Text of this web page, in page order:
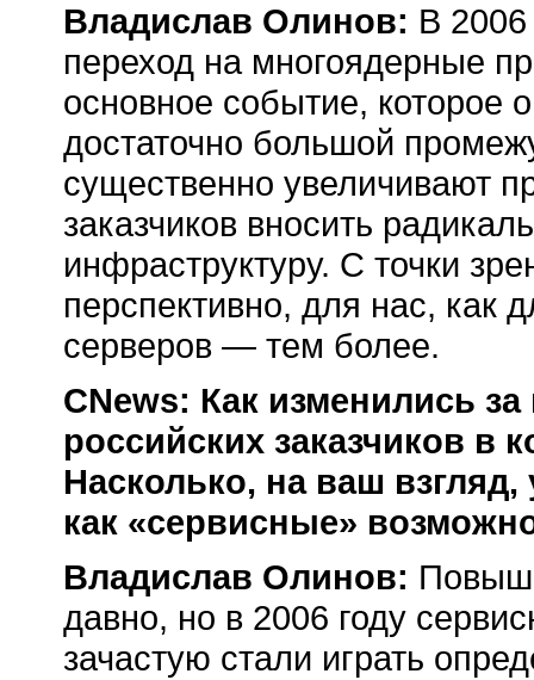
Владислав Олинов: В 2006
переход на многоядерные
основное событие, которое
достаточно большой
существенно увеличивают
заказчиков вносить
инфраструктуру. С точки
перспективно, для нас, как
серверов — тем более.
CNews: Как изменились
российских заказчиков
Насколько, на ваш
как «сервисные»
Владислав Олинов:
давно, но в 2006 году
зачастую стали играть